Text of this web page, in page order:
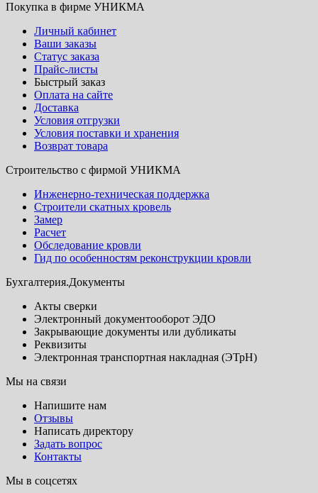
Покупка в фирме УНИКМА
Личный кабинет
Ваши заказы
Статус заказа
Прайс-листы
Быстрый заказ
Оплата на сайте
Доставка
Условия отгрузки
Условия поставки и хранения
Возврат товара
Строительство с фирмой УНИКМА
Инженерно-техническая поддержка
Строители скатных кровель
Замер
Расчет
Обследование кровли
Гид по особенностям реконструкции кровли
Бухгалтерия.Документы
Акты сверки
Электронный документооборот ЭДО
Закрывающие документы или дубликаты
Реквизиты
Электронная транспортная накладная (ЭТрН)
Мы на связи
Напишите нам
Отзывы
Написать директору
Задать вопрос
Контакты
Мы в соцсетях